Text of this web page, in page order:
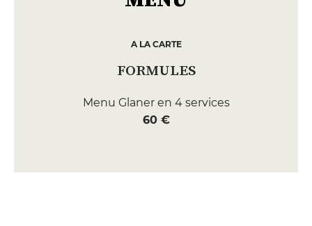
A LA CARTE
FORMULES
Menu Glaner en 4 services
60 €